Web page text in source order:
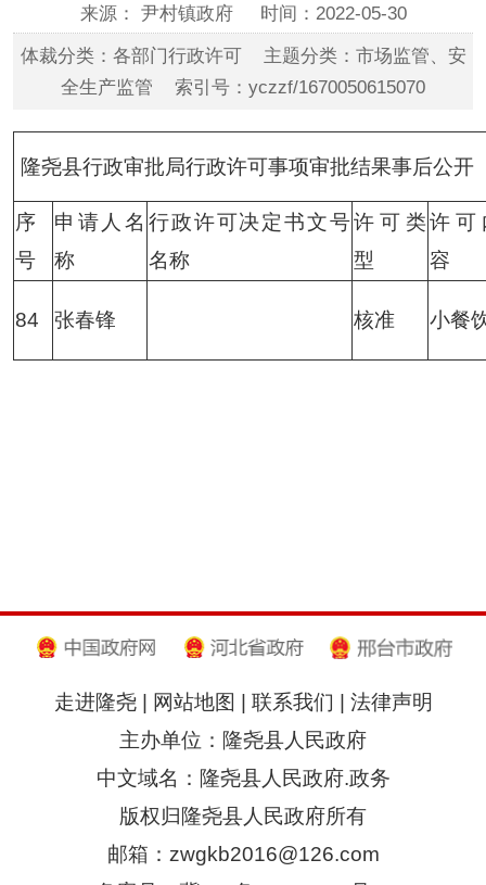
来源： 尹村镇政府 时间：2022-05-30
体裁分类：各部门行政许可 主题分类：市场监管、安
全生产监管 索引号：yczzf/1670050615070
隆尧县行政审批局行政许可事项审批结果事后公开
序
号
申请人名
称
行政许可决定书文号
名称
许可类
型
许可
容
84 张春锋 核准 小餐
走进隆尧| 网站地图 联系我们
法律声明
主办单位：隆尧县人民政府
中文域名：隆尧县人民政府.政务
版权归隆尧县人民政府所有
邮箱：zwgkb2016@126.com